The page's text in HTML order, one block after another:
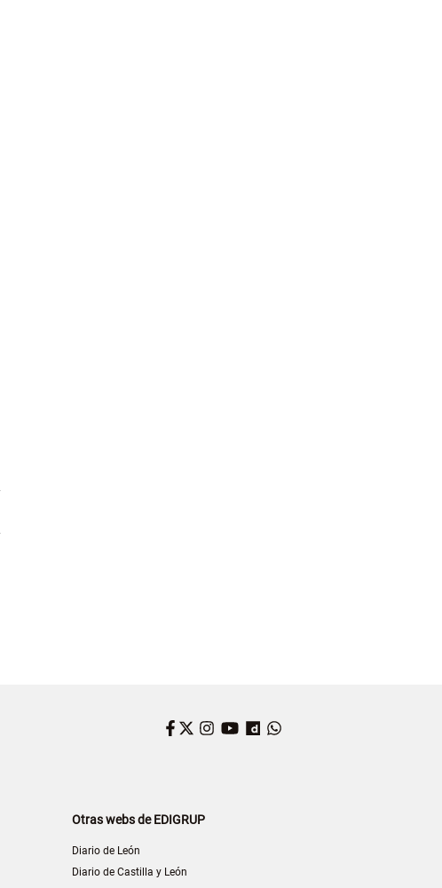
Facebook
Twitter
Instagram
YouTube
Dailymotion
Otras webs de EDIGRUP
Diario de León
Diario de Castilla y León